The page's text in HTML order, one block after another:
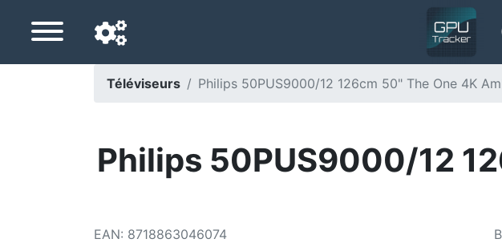
Pays de livraison
Téléviseurs Philips 50PUS9000/12 126cm 50" The One 4K
Philips 50PUS9000/12
EAN: 8718863046074